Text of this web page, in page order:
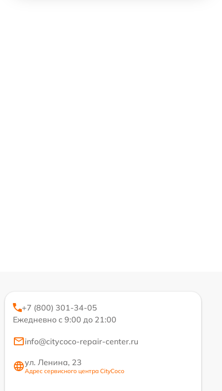
+7 (800) 301-34-05
Ежедневно с 9:00 до 21:00
info@citycoco-repair-center.ru
ул. Ленина, 23
Адрес сервисного центра CityCoco